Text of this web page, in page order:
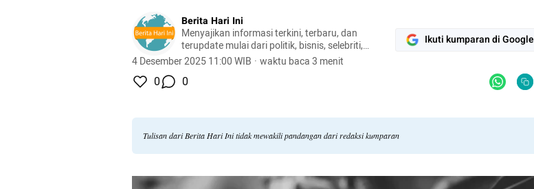
Berita Hari Ini
Menyajikan informasi terkini, terbaru, dan
terupdate mulai dari politik, bisnis, selebriti,
lifestyle, dan masih banyak lagi.
4 Desember 2025 11:00 WIB · waktu baca 3 menit
Ikuti kumparan di Google
0 0
Tulisan dari Berita Hari Ini tidak mewakili pandangan dari redaksi kumparan